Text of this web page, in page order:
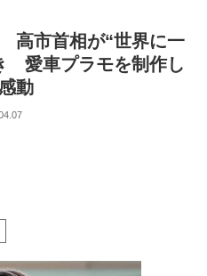
高市首相が“世界に一
愛車プラモを制作し
動